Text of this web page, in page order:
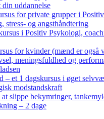
din uddannelse
for private grupper i
stress- og angsthåndtering
i Positiv Psykologi,
for kvinder (mænd er også
meningsfuldhed og
– et 1 dagskursus i øget
modstandskraft
slippe bekymringer,
– 2 dage